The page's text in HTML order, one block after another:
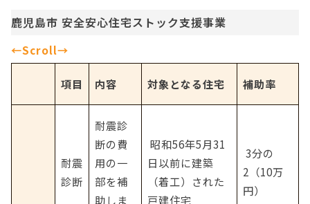
鹿児島市 安全安心住宅ストック支援事業
項目 内容 対象となる住宅 補助率
耐震
診断
耐震診
断の費
用の一
部を補
助しま
昭和56年5月31
日以前に建築
（着工）された
戸建住宅
3分の
2（10万
円）